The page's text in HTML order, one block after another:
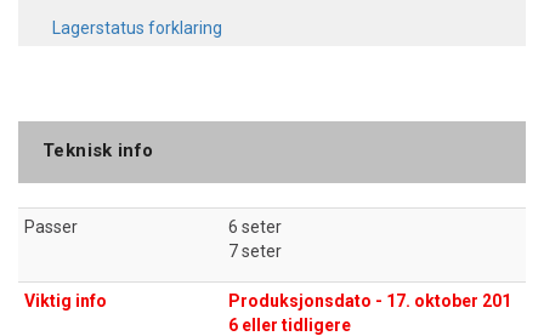
Lagerstatus forklaring
Teknisk info
Passer
6 seter
7 seter
Viktig info
Produksjonsdato - 17. oktober 201
6 eller tidligere